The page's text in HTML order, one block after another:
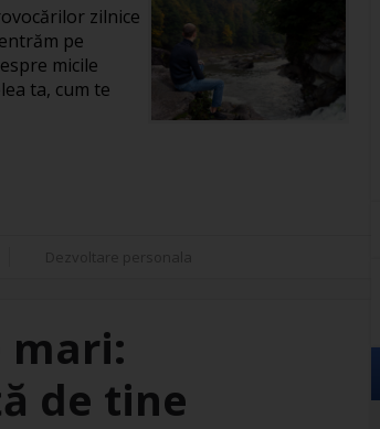
zilnice
pe
micile
ta, cum te
mari:
de tine